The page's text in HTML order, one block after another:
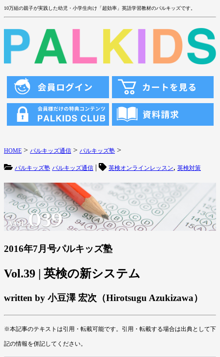
10万組の親子が実践した幼児・小学生向け「超効率」英語学習教材のパルキッズです。
HOME > パルキッズ通信 > パルキッズ塾 >
パルキッズ塾 パルキッズ通信 | 英検オンラインレッスン, 英検対策
2016年7月号パルキッズ塾
Vol.39 | 英検の新システム
written by 小豆澤 宏次（Hirotsugu Azukizawa）
※本記事のテキストは引用・転載可能です。引用・転載する場合は出典として下
記の情報を併記してください。